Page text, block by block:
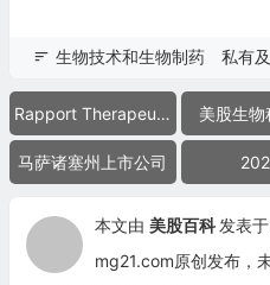
生物技术和生物制药 私有
Rapport Therapeutics 美股生物
马萨诸塞州上市公司
本文由 美股百科 发表
mg21.com原创发布，